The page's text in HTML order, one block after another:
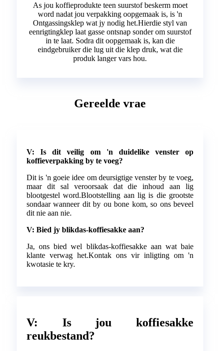
As jou koffieprodukte teen suurstof beskerm moet
word nadat jou verpakking oopgemaak is, is 'n
Ontgassingsklep wat jy nodig het.Hierdie styl van
eenrigtingklep laat gasse ontsnap sonder om suurstof
in te laat. Sodra dit oopgemaak is, kan die
eindgebruiker die lug uit die klep druk, wat die
produk langer vars hou.
Gereelde vrae
V: Is dit veilig om 'n duidelike venster op
koffieverpakking by te voeg?
Dit is 'n goeie idee om deursigtige venster by te voeg,
maar dit sal veroorsaak dat die inhoud aan lig
blootgestel word.Blootstelling aan lig is die grootste
sondaar wanneer dit by ou bone kom, so ons beveel
dit nie aan nie.
V: Bied jy blikdas-koffiesakke aan?
Ja, ons bied wel blikdas-koffiesakke aan wat baie
klante verwag het.Kontak ons ​​vir inligting om 'n
kwotasie te kry.
V: Is jou koffiesakke
reukbestand?